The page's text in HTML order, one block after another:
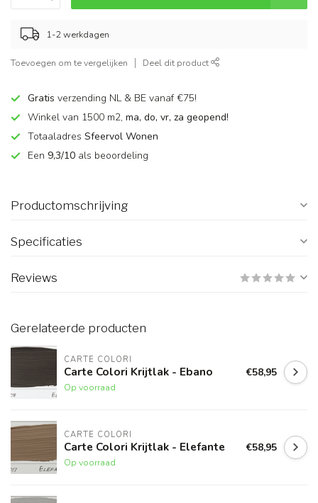
1-2 werkdagen
Toevoegen om te vergelijken Deel dit product
Gratis verzending NL & BE vanaf €75!
Winkel van 1500 m2, ma, do, vr, za geopend!
Totaaladres Sfeervol Wonen
Een 9,3/10 als beoordeling
Productomschrijving
Specificaties
Reviews
Gerelateerde producten
CARTE COLORI
Carte Colori Krijtlak - Ebano
Op voorraad
€58,95
CARTE COLORI
Carte Colori Krijtlak - Elefante
Op voorraad
€58,95